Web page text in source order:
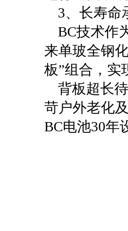
3、长寿命
BC技术作
来单玻全钢
板”组合，实
背板超长
苛户外老化
BC电池30年